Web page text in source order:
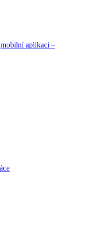
mobilní aplikaci –